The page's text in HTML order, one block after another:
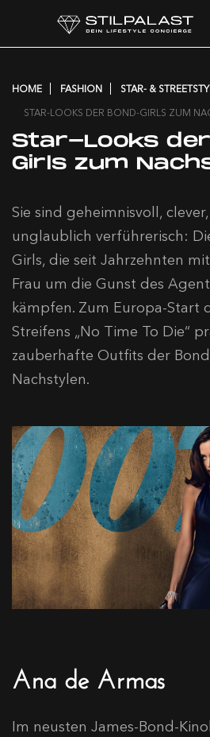
HOME FASHION
STAR- &
STAR-LOOKS DER BOND-GIRLS ZUM
Star-Looks
Girls zum
Sie sind geheimnisvoll,
unglaublich verführerisch:
Girls, die seit Jahrzehnten
Frau um die Gunst des
kämpfen. Zum Europa-Start
Streifens „No Time To Die“
zauberhafte Outfits der
Nachstylen.
Ana de Armas
Im neusten James-Bond-